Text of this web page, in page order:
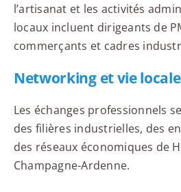
l’artisanat et les activités
locaux incluent dirigeants de
commerçants et cadres
Networking et vie locale
Les échanges professionnels
des filières industrielles, des
des réseaux économiques de
Champagne-Ardenne.